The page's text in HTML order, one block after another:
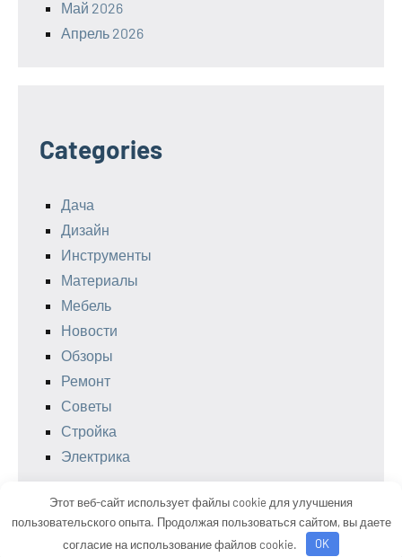
Май 2026
Апрель 2026
Categories
Дача
Дизайн
Инструменты
Материалы
Мебель
Новости
Обзоры
Ремонт
Советы
Стройка
Электрика
Тема WordPress: Occasio от ThemeZee.
Этот веб-сайт использует файлы cookie для улучшения
пользовательского опыта. Продолжая пользоваться сайтом, вы даете
согласие на использование файлов cookie.
OK